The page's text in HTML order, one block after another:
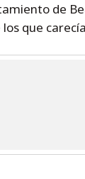
de
que